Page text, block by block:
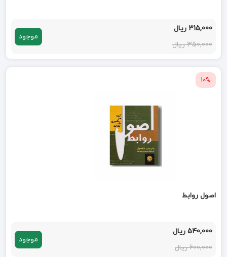
315,000 ریال
350,000 ریال
موجود
10%
اصول روابط
540,000 ریال
600,000 ریال
موجود